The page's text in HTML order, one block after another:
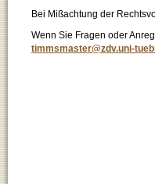
Bei Mißachtung der
Wenn Sie Fragen oder
timmsmaster@zdv.uni-